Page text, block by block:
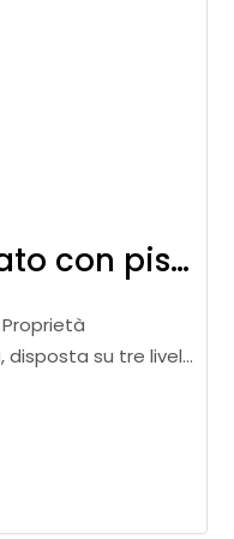
Casale ristrutturato con piscina, uliveto e vista panoramica
su tre livelli,
naturale e